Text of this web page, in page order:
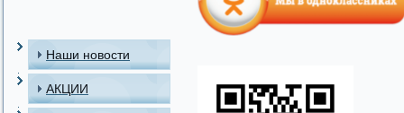
Наши новости
АКЦИИ